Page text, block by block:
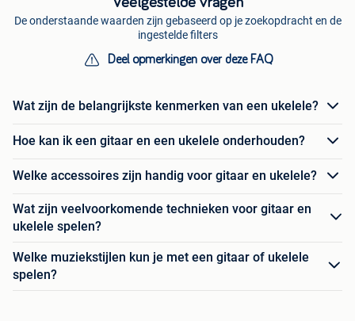
De onderstaande waarden zijn gebaseerd op je zoekopdracht en de
ingestelde filters
Deel opmerkingen over deze FAQ
Wat zijn de belangrijkste kenmerken van een ukelele?
Hoe kan ik een gitaar en een ukelele onderhouden?
Welke accessoires zijn handig voor gitaar en ukelele?
Wat zijn veelvoorkomende technieken voor gitaar en
ukelele spelen?
Welke muziekstijlen kun je met een gitaar of ukelele
spelen?